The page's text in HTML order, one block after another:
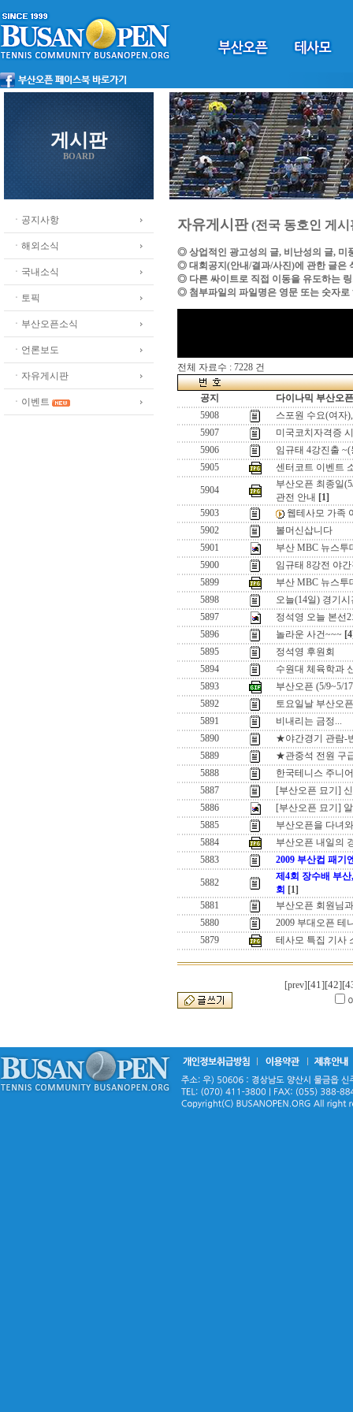
게시판
BOARD
ㆍ공지사항
ㆍ해외소식
ㆍ국내소식
ㆍ토픽
ㆍ부산오픈소식
ㆍ언론보도
ㆍ자유게시판
ㆍ이벤트
자유게시판(전국 동호인 게시
◎ 상업적인 광고성의 글, 비난성의 글, 미
◎ 대회공지(안내/결과/사진)에 관한 글은
◎ 다른 싸이트로 직접 이동을 유도하는
◎ 첨부파일의 파일명은 영문 또는 숫자로
전체 자료수 : 7228 건
공지
다이나믹 부산오
5908
스포원 수요(여자
5907
미국코치자격증
5906
임규태 4강진출
5905
센터코트 이벤트
5904
부산오픈 최종일
관전 안내 [1]
5903
웹테사모 가족
5902
볼머신삽니다
5901
부산 MBC 뉴스투
5900
임규태 8강전 야
5899
부산 MBC 뉴스투
5898
오늘(14일) 경기
5897
정석영 오늘 본선
5896
놀라운 사건~~~
5895
정석영 후원회
5894
수원대 체육학과
5893
부산오픈 (5/9~5/
5892
토요일날 부산오
5891
비내리는 금정...
5890
★야간경기 관람-
5889
★관중석 전원 구
5888
한국테니스 주니
5887
[부산오픈 묘기]
5886
[부산오픈 묘기]
5885
부산오픈을 다녀
5884
부산오픈 내일의
5883
2009 부산컵 패기
5882
제4회 장수배 부
회 [1]
5881
부산오픈 회원님과
5880
2009 부대오픈 테
5879
테사모 특집 기사
[prev] [41][42]